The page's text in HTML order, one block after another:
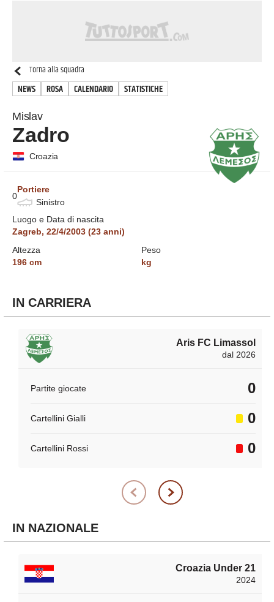
Torna alla squadra
NEWS ROSA CALENDARIO STATISTICHE
Mislav
Zadro
Croazia
0
Portiere
Sinistro
Luogo e Data di nascita
Zagreb, 22/4/2003 (23 anni)
Altezza
196 cm
Peso
kg
IN CARRIERA
Aris FC Limassol
dal 2026
Partite giocate 0
Cartellini Gialli 0
Cartellini Rossi 0
IN NAZIONALE
Croazia Under 21
2024